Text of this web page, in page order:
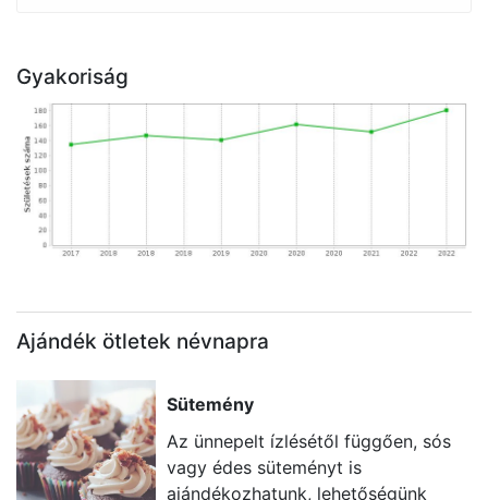
Gyakoriság
Ajándék ötletek névnapra
Sütemény
Az ünnepelt ízlésétől függően, sós
vagy édes süteményt is
ajándékozhatunk, lehetőségünk